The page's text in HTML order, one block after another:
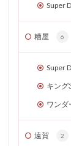
Super
糟屋 6
Super
キング
ワンダ
遠賀 2